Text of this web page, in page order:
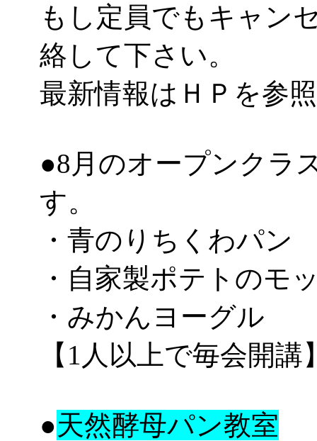
もし定員でもキャン
絡して下さい。
最新情報はＨＰを参
●8月のオープンクラ
す。
・青のりちくわパン
・自家製ポテトのモ
・みかんヨーグル
【1人以上で毎会開講
●天然酵母パン教室